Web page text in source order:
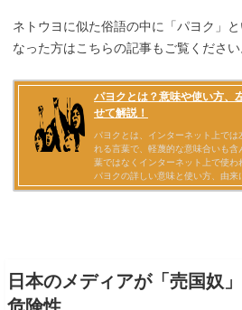
ネトウヨに似た俗語の中に「パヨク」
なった方はこちらの記事もご覧ください
日本のメディアが「売国奴